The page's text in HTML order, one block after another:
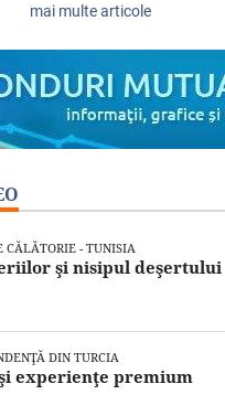
mai multe articole
CĂLĂTORIE - TUNISIA
şi nisipul deşertului
DIN TURCIA
experienţe premium